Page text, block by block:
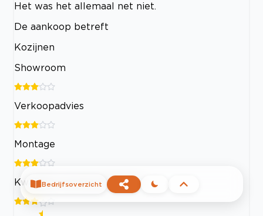
Het was het allemaal net niet.
De aankoop betreft
Kozijnen
Showroom
Verkoopadvies
Montage
Kwaliteit van de producten
Bedrijfsoverzicht